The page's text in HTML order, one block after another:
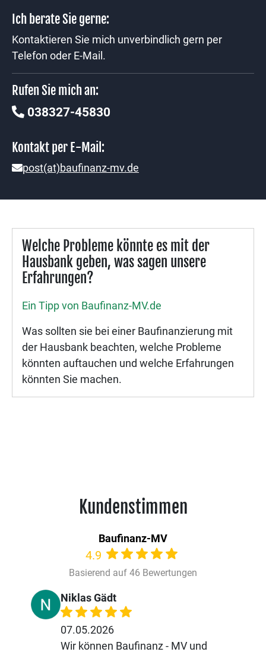
Ich berate Sie gerne:
Kontaktieren Sie mich unverbindlich gern per
Telefon oder E-Mail.
Rufen Sie mich an:
038327-45830
Kontakt per E-Mail:
post(at)baufinanz-mv.de
Welche Probleme könnte es mit der
Hausbank geben, was sagen unsere
Erfahrungen?
Ein Tipp von Baufinanz-MV.de
Was sollten sie bei einer Baufinanzierung mit
der Hausbank beachten, welche Probleme
könnten auftauchen und welche Erfahrungen
könnten Sie machen.
Kundenstimmen
Baufinanz-MV
4.9
Basierend auf 46 Bewertungen
Niklas Gädt
07.05.2026
Wir können Baufinanz - MV und